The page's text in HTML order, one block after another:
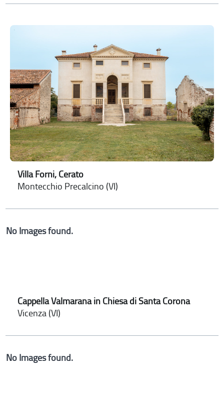
Villa Forni, Cerato
Montecchio Precalcino (VI)
No Images found.
Cappella Valmarana in Chiesa di Santa Corona
Vicenza (VI)
No Images found.